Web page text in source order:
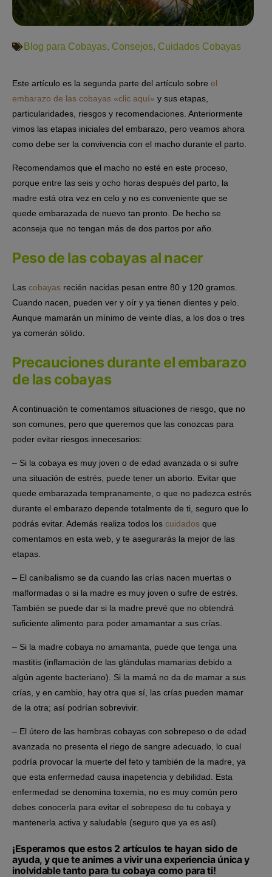
Blog para Cobayas, Consejos, Cuidados Cobayas
Este artículo es la segunda parte del artículo sobre el
embarazo de las cobayas «clic aquí» y sus etapas,
particularidades, riesgos y recomendaciones. Anteriormente
vimos las etapas iniciales del embarazo, pero veamos ahora
como debe ser la convivencia con el macho durante el parto.
Recomendamos que el macho no esté en este proceso,
porque entre las seis y ocho horas después del parto, la
madre está otra vez en celo y no es conveniente que se
quede embarazada de nuevo tan pronto. De hecho se
aconseja que no tengan más de dos partos por año.
Peso de las cobayas al nacer
Las cobayas recién nacidas pesan entre 80 y 120 gramos.
Cuando nacen, pueden ver y oír y ya tienen dientes y pelo.
Aunque mamarán un mínimo de veinte días, a los dos o tres
ya comerán sólido.
Precauciones durante el embarazo
de las cobayas
A continuación te comentamos situaciones de riesgo, que no
son comunes, pero que queremos que las conozcas para
poder evitar riesgos innecesarios:
– Si la cobaya es muy joven o de edad avanzada o si sufre
una situación de estrés, puede tener un aborto. Evitar que
quede embarazada tempranamente, o que no padezca estrés
durante el embarazo depende totalmente de ti, seguro que lo
podrás evitar. Además realiza todos los cuidados que
comentamos en esta web, y te asegurarás la mejor de las
etapas.
– El canibalismo se da cuando las crías nacen muertas o
malformadas o si la madre es muy joven o sufre de estrés.
También se puede dar si la madre prevé que no obtendrá
suficiente alimento para poder amamantar a sus crías.
– Si la madre cobaya no amamanta, puede que tenga una
mastitis (inflamación de las glándulas mamarias debido a
algún agente bacteriano). Si la mamá no da de mamar a sus
crías, y en cambio, hay otra que sí, las crías pueden mamar
de la otra; así podrían sobrevivir.
– El útero de las hembras cobayas con sobrepeso o de edad
avanzada no presenta el riego de sangre adecuado, lo cual
podría provocar la muerte del feto y también de la madre, ya
que esta enfermedad causa inapetencia y debilidad. Esta
enfermedad se denomina toxemia, no es muy común pero
debes conocerla para evitar el sobrepeso de tu cobaya y
mantenerla activa y saludable (seguro que ya es así).
¡Esperamos que estos 2 artículos te hayan sido de
ayuda, y que te animes a vivir una experiencia única y
inolvidable tanto para tu cobaya como para ti!